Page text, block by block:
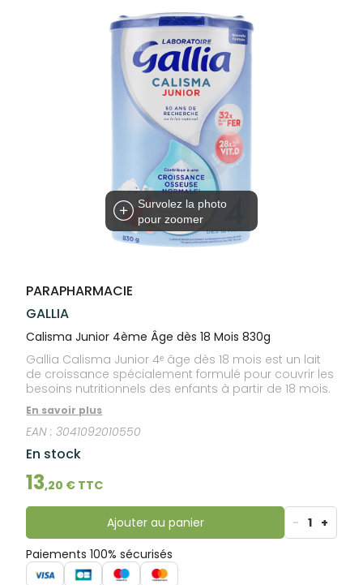
pharmacie
Dispositifs
médicaux
Cheveux
INFORMATIONS
UTILES
PHARMACIES
DE GARDE
APPLICATION
DE SANTÉ
Survolez la photo
pour zoomer
PARAPHARMACIE
GALLIA
Calisma Junior 4ème Âge dès 18 Mois 830g
Gallia Calisma Junior 4ᵉ âge dès 18 mois est un lait
de croissance spécialement formulé pour couvrir les
besoins nutritionnels des enfants à partir de 18 mois.
En savoir plus
EAN :3041092010550
En stock
13,20 € TTC
Ajouter au panier - 1 +
Paiements 100% sécurisés